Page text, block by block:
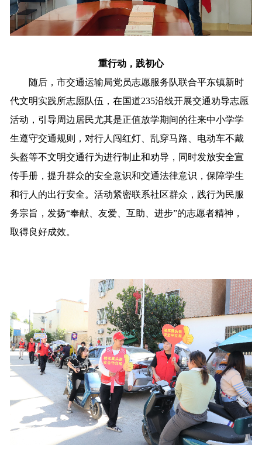
重行动，践初心
随后，市交通运输局党员志愿服务队联合平东镇新时
代文明实践所志愿队伍，在国道235沿线开展交通劝导志愿
活动，引导周边居民尤其是正值放学期间的往来中小学学
生遵守交通规则，对行人闯红灯、乱穿马路、电动车不戴
头盔等不文明交通行为进行制止和劝导，同时发放安全宣
传手册，提升群众的安全意识和交通法律意识，保障学生
和行人的出行安全。活动紧密联系社区群众，践行为民服
务宗旨，发扬“奉献、友爱、互助、进步”的志愿者精神，
取得良好成效。